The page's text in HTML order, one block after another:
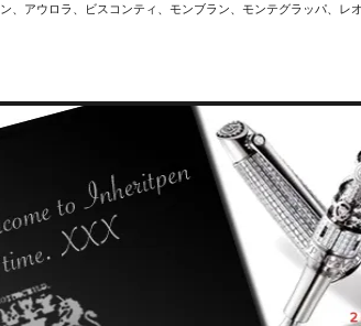
、アウロラ、ビスコンティ、モンブラン、モンテグラッパ、レ